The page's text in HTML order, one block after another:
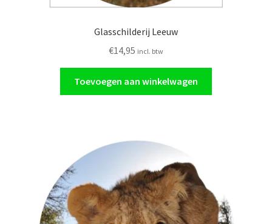
Glasschilderij Leeuw
€14,95 incl. btw
Toevoegen aan winkelwagen